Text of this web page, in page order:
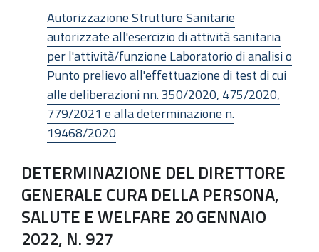
Autorizzazione Strutture Sanitarie
autorizzate all'esercizio di attività sanitaria
per l'attività/funzione Laboratorio di analisi o
Punto prelievo all'effettuazione di test di cui
alle deliberazioni nn. 350/2020, 475/2020,
779/2021 e alla determinazione n.
19468/2020
DETERMINAZIONE DEL DIRETTORE
GENERALE CURA DELLA PERSONA,
SALUTE E WELFARE 20 GENNAIO
2022, N. 927